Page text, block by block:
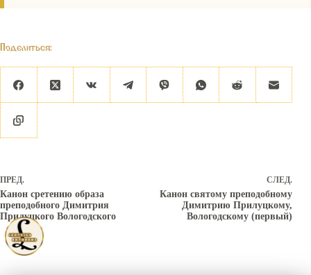
Поделиться:
ПРЕД.
Канон сретению образа
преподобного Димитрия
Прилуцкого Вологодского
СЛЕД.
Канон святому преподобному
Димитрию Прилуцкому,
Вологодскому (первый)